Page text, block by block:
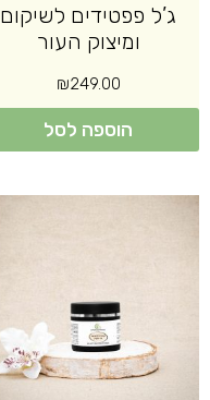
ג’ל פפטידים לשיקום
ומיצוק העור
₪249.00
הוספה לסל